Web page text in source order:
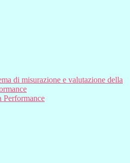
di misurazione e valutazione della
Performance